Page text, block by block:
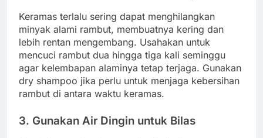
Keramas terlalu sering dapat menghilangkan
minyak alami rambut, membuatnya kering dan
lebih rentan mengembang. Usahakan untuk
mencuci rambut dua hingga tiga kali seminggu
agar kelembapan alaminya tetap terjaga. Gunakan
dry shampoo jika perlu untuk menjaga kebersihan
rambut di antara waktu keramas.
3. Gunakan Air Dingin untuk Bilas